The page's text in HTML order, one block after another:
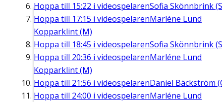
Hoppa till 15:22 i videospelarenSofia Skönnbrink
Hoppa till 17:15 i videospelarenMarléne Lund
Kopparklint (M)
Hoppa till 18:45 i videospelarenSofia Skönnbrink
Hoppa till 20:36 i videospelarenMarléne Lund
Kopparklint (M)
Hoppa till 21:56 i videospelarenDaniel Bäckström
Hoppa till 24:00 i videospelarenMarléne Lund